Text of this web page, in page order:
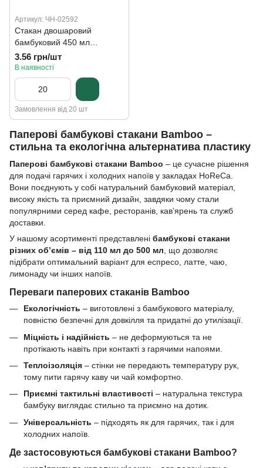
Артикул: ЧН-02592
Стакан двошаровий
бамбуковий 450 мл
Bamboo, d=90 мм
3.56 грн/шт
В наявності
Замовлення від 20 шт
Паперові бамбукові стакани Bamboo –
стильна та екологічна альтернатива пластику
Паперові бамбукові стакани Bamboo – це сучасне рішення
для подачі гарячих і холодних напоїв у закладах HoReCa.
Вони поєднують у собі натуральний бамбуковий матеріал,
високу якість та приємний дизайн, завдяки чому стали
популярними серед кафе, ресторанів, кав’ярень та служб
доставки.
У нашому асортименті представлені бамбукові стакани
різних об’ємів – від 110 мл до 500 мл, що дозволяє
підібрати оптимальний варіант для еспресо, латте, чаю,
лимонаду чи інших напоїв.
Переваги паперових стаканів Bamboo
Екологічність – виготовлені з бамбукового матеріалу,
повністю безпечні для довкілля та придатні до утилізації.
Міцність і надійність – не деформуються та не
протікають навіть при контакті з гарячими напоями.
Теплоізоляція – стінки не передають температуру рук,
тому пити гарячу каву чи чай комфортно.
Приємні тактильні властивості – натуральна текстура
бамбуку виглядає стильно та приємно на дотик.
Універсальність – підходять як для гарячих, так і для
холодних напоїв.
Де застосовуються бамбукові стакани Bamboo?